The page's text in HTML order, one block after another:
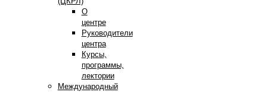
О
центре
Руководители
центра
Курсы,
программы,
лектории
Международный